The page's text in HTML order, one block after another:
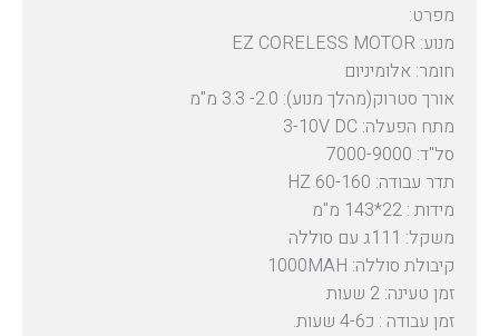
Purple
Battery
מפרט:
מנוע: EZ CORELESS MOTOR
חומר: אלומיניום
אורך סטרוק(מהלך מנוע): 2.0- 3.3 מ"מ
מתח הפעלה: 3-10V DC
סל"ד: 7000-9000
תדר עבודה: 60-160 HZ
מידות : 22*143 מ"מ
משקל: 111ג עם סוללה
קיבולת סוללה: 1000MAH
זמן טעינה: 2 שעות
זמן עבודה : כ4-6 שעות.